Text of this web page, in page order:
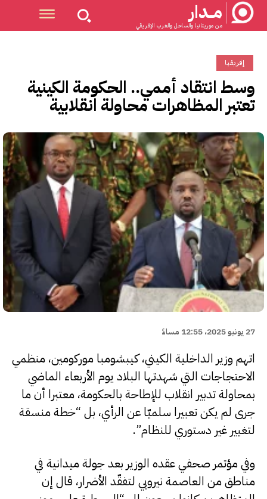
مــدار
من موريتانيا والساحل والغرب الإفريقي
إفريقيا
وسط انتقاد أممي.. الحكومة الكينية
تعتبر المظاهرات محاولة انقلابية
27 يونيو 2025، 12:55 مساءً
اتهم وزير الداخلية الكيني، كيبشومبا موركومين، منظمي
الاحتجاجات التي شهدتها البلاد يوم الأربعاء الماضي
بمحاولة تدبير انقلاب للإطاحة بالحكومة، معتبرا أن ما
جرى لم يكن تعبيرا سلميّا عن الرأي، بل “خطة منسقة
لتغيير غير دستوري للنظام”.
وفي مؤتمر صحفي عقده الوزير بعد جولة ميدانية في
مناطق من العاصمة نيروبي لتفقّد الأضرار، قال إن